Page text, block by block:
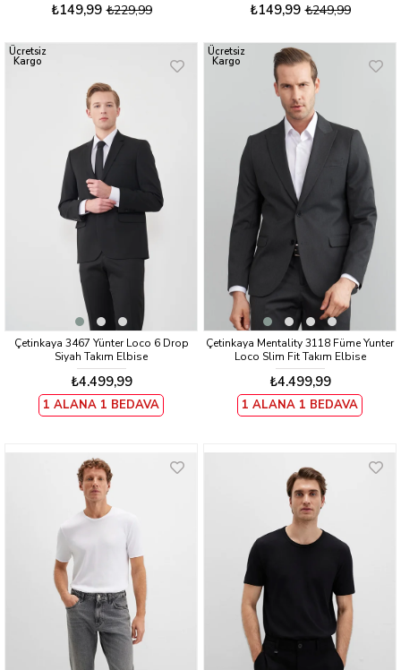
₺149,99 ₺229,99 ₺149,99 ₺249,99
Çetinkaya 3467 Yünter Loco 6 Drop
Siyah Takım Elbise
₺4.499,99
1 ALANA 1 BEDAVA
Ücretsiz
Kargo
Çetinkaya Mentality 3118 Füme Yunter
Loco Slim Fit Takım Elbise
₺4.499,99
1 ALANA 1 BEDAVA
Ücretsiz
Kargo